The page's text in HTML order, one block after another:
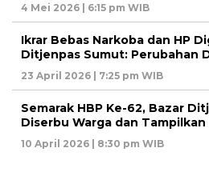
4 Mei 2026 | 6:15 pm WIB
Ikrar Bebas Narkoba dan HP
Ditjenpas Sumut: Perubahan
23 April 2026 | 7:25 pm WIB
Semarak HBP Ke-62, Bazar
Diserbu Warga dan Tampilkan
10 April 2026 | 8:30 pm WIB